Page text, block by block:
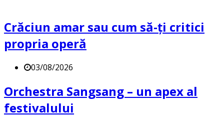
Crăciun amar sau cum să-ți critici
propria operă
03/08/2026
Orchestra Sangsang – un apex al
festivalului